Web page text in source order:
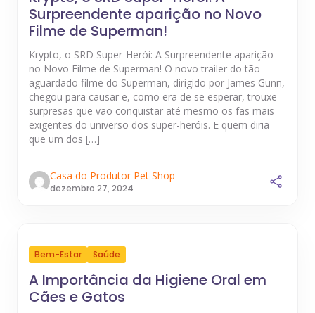
Surpreendente aparição no Novo
Filme de Superman!
Krypto, o SRD Super-Herói: A Surpreendente aparição
no Novo Filme de Superman! O novo trailer do tão
aguardado filme do Superman, dirigido por James Gunn,
chegou para causar e, como era de se esperar, trouxe
surpresas que vão conquistar até mesmo os fãs mais
exigentes do universo dos super-heróis. E quem diria
que um dos […]
Casa do Produtor Pet Shop
dezembro 27, 2024
Bem-Estar Saúde
A Importância da Higiene Oral em
Cães e Gatos